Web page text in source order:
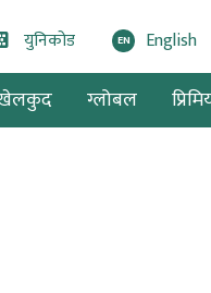
युनिकोड EN English
ग्लोबल